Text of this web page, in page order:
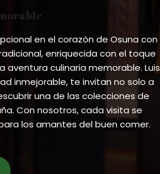
en el corazón de Osuna con
enriquecida con el toque
culinaria memorable. Luis
inmejorable, te invitan no solo a
una de las colecciones de
Con nosotros, cada visita se
los amantes del buen comer.